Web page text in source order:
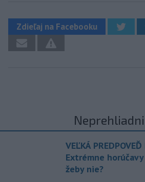
Zdieľaj na Facebooku
VEĽKÁ
Extrémne
žeby nie?